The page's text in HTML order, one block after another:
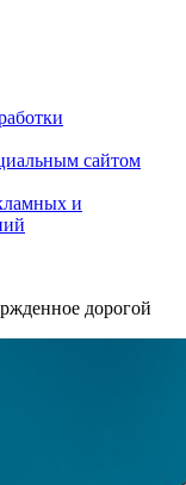
сайтом
и
дорогой